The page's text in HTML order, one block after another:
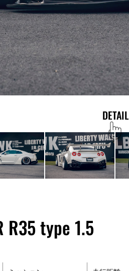
DETAIL
R35 type 1.5